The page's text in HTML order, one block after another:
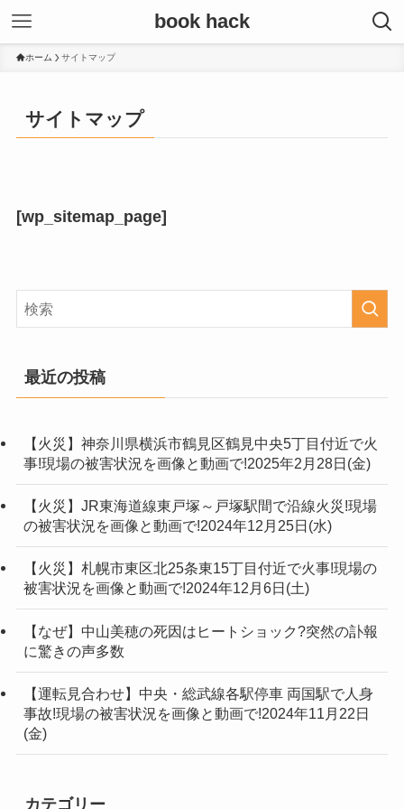
book hack
ホーム サイトマップ
サイトマップ
[wp_sitemap_page]
最近の投稿
【火災】神奈川県横浜市鶴見区鶴見中央5丁目付近で火
事!現場の被害状況を画像と動画で!2025年2月28日(金)
【火災】JR東海道線東戸塚～戸塚駅間で沿線火災!現場
の被害状況を画像と動画で!2024年12月25日(水)
【火災】札幌市東区北25条東15丁目付近で火事!現場の
被害状況を画像と動画で!2024年12月6日(土)
【なぜ】中山美穂の死因はヒートショック?突然の訃報
に驚きの声多数
【運転見合わせ】中央・総武線各駅停車 両国駅で人身
事故!現場の被害状況を画像と動画で!2024年11月22日
(金)
カテゴリー